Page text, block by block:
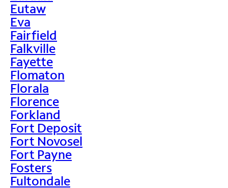
Eutaw
Eva
Fairfield
Falkville
Fayette
Flomaton
Florala
Florence
Forkland
Fort Deposit
Fort Novosel
Fort Payne
Fosters
Fultondale